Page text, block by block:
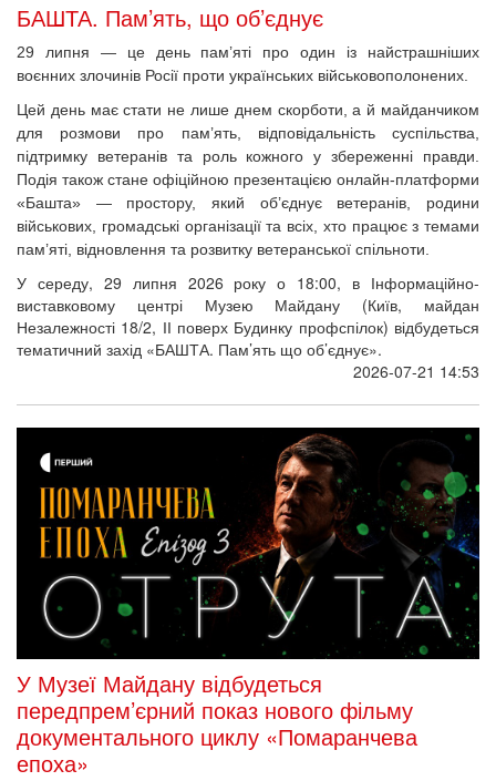
БАШТА. Пам’ять, що об’єднує
29 липня — це день пам’яті про один із найстрашніших
воєнних злочинів Росії проти українських військовополонених.
Цей день має стати не лише днем скорботи, а й майданчиком
для розмови про пам’ять, відповідальність суспільства,
підтримку ветеранів та роль кожного у збереженні правди.
Подія також стане офіційною презентацією онлайн-платформи
«Башта» — простору, який об’єднує ветеранів, родини
військових, громадські організації та всіх, хто працює з темами
пам’яті, відновлення та розвитку ветеранської спільноти.
У середу, 29 липня 2026 року о 18:00, в Інформаційно-
виставковому центрі Музею Майдану (Київ, майдан
Незалежності 18/2, ІІ поверх Будинку профспілок) відбудеться
тематичний захід «БАШТА. Пам’ять що об’єднує».
2026-07-21 14:53
У Музеї Майдану відбудеться
передпрем’єрний показ нового фільму
документального циклу «Помаранчева
епоха»